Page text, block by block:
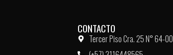
CONTACTO
Tercer Piso Cra. 25 N° 64-00